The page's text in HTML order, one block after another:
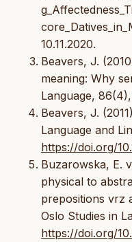
10.11.2020.
Beavers, J.
meaning: Why
Language,
Beavers, J.
Language and
https://doi.org/
Buzarowska, E.
physical to
prepositions vrz
Oslo Studies in
https://doi.org/